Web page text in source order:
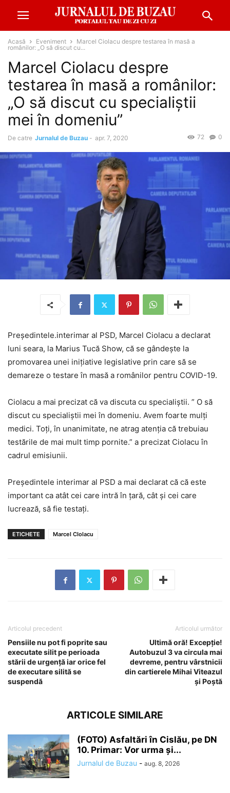
Acasă Eveniment
Marcel Ciolacu despre testarea în masă a
românilor: „O să discut cu...
Marcel Ciolacu despre
testarea în masă a românilor:
„O să discut cu specialiştii
mei în domeniu”
De catre Jurnalul de Buzau - apr. 7, 2020 0
72
Președintele.interimar al PSD, Marcel Ciolacu a declarat
luni seara, la Marius Tucă Show, că se gândește la
promovarea unei iniţiative legislative prin care să se
demareze o testare în masă a românilor pentru COVID-19.
Ciolacu a mai precizat că va discuta cu specialiştii. ” O să
discut cu specialiştii mei în domeniu. Avem foarte mulţi
medici. Toţi, în unanimitate, ne atrag atenţia că trebuiau
testările de mai mult timp pornite.” a precizat Ciolacu în
cadrul emisiunii.
Preşedintele interimar al PSD a mai declarat că că este
important ca atât cei care intră în ţară, cât şi cei care
lucrează, să fie testaţi.
ETICHETE Marcel CIolacu
Articolul precedent
Pensiile nu pot fi poprite sau
executate silit pe perioada
stării de urgenţă iar orice fel
de executare silită se
suspendă
Articolul următor
Ultimă oră! Excepție!
Autobuzul 3 va circula mai
devreme, pentru vârstnicii
din cartierele Mihai Viteazul
și Poștă
ARTICOLE SIMILARE
(FOTO) Asfaltări în Cislău, pe DN
10. Primar: Vor urma și...
Jurnalul de Buzau - aug. 8, 2026